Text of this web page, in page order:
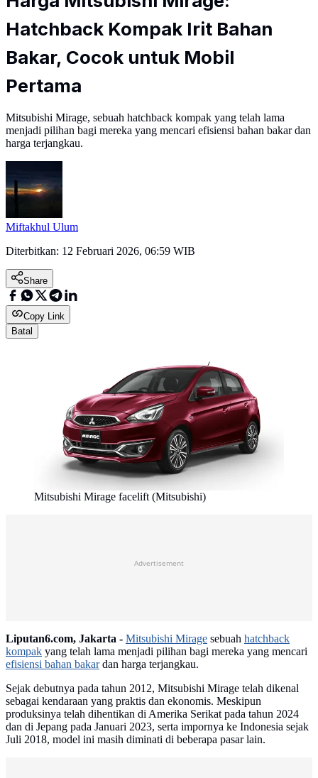
Hatchback Kompak Irit Bahan
Bakar, Cocok untuk Mobil
Pertama
Mitsubishi Mirage, sebuah hatchback kompak yang telah lama
menjadi pilihan bagi mereka yang mencari efisiensi bahan bakar dan
harga terjangkau.
Miftakhul Ulum
Diterbitkan: 12 Februari 2026, 06:59 WIB
Share
Copy Link
Batal
Mitsubishi Mirage facelift (Mitsubishi)
Advertisement
Liputan6.com, Jakarta - Mitsubishi Mirage sebuah hatchback
kompak yang telah lama menjadi pilihan bagi mereka yang mencari
efisiensi bahan bakardan harga terjangkau.
Sejak debutnya pada tahun 2012, Mitsubishi Mirage telah dikenal
sebagai kendaraan yang praktis dan ekonomis. Meskipun
produksinya telah dihentikan di Amerika Serikat pada tahun 2024
dan di Jepang pada Januari 2023, serta impornya ke Indonesia sejak
Juli 2018, model ini masih diminati di beberapa pasar lain.